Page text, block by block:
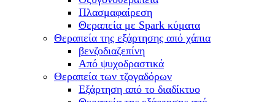
Πλασμαφαίρεση
Θεραπεία με Spark κύματα
Θεραπεία της εξάρτησης από χάπια
βενζοδιαζεπίνη
Από ψυχοδραστικά
Θεραπεία των τζογαδόρων
Εξάρτηση από το διαδίκτυο